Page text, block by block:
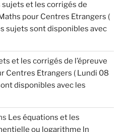
sujets et les corrigés de
pour Centres Etrangers (
sujets sont disponibles avec
et les corrigés de l’épreuve
Centres Etrangers ( Lundi 08
disponibles avec les
Les équations et les
ou logarithme ln